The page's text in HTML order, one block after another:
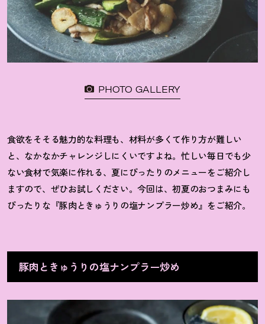
PHOTO GALLERY
食欲をそそる魅力的な料理も、材料が多くて作り方が難しい
と、なかなかチャレンジしにくいですよね。忙しい毎日でも少
ない食材で気楽に作れる、夏にぴったりのメニューをご紹介し
ますので、ぜひお試しください。今回は、初夏のおつまみにも
ぴったりな『豚肉ときゅうりの塩ナンプラー炒め』をご紹介。
豚肉ときゅうりの塩ナンプラー炒め